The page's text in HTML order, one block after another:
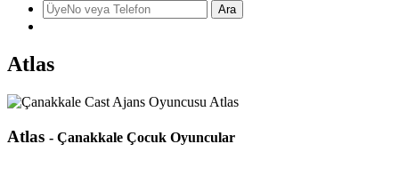
Atlas
Atlas - Çanakkale Çocuk Oyuncular